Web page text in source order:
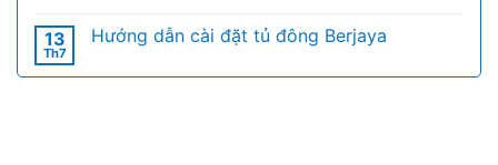
13
Th7
Hướng dẫn cài đặt tủ đông Berjaya